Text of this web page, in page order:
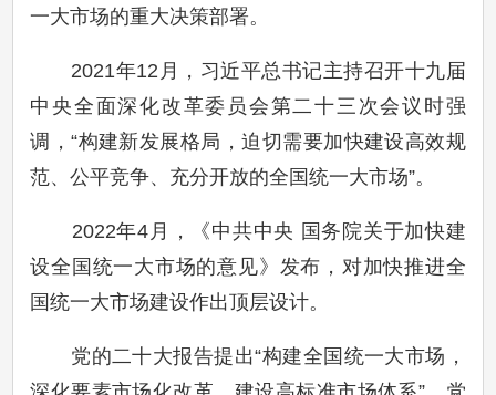
一大市场的重大决策部署。
2021年12月，习近平总书记主持召开十九届
中央全面深化改革委员会第二十三次会议时强
调，“构建新发展格局，迫切需要加快建设高效规
范、公平竞争、充分开放的全国统一大市场”。
2022年4月，《中共中央 国务院关于加快建
设全国统一大市场的意见》发布，对加快推进全
国统一大市场建设作出顶层设计。
党的二十大报告提出“构建全国统一大市场，